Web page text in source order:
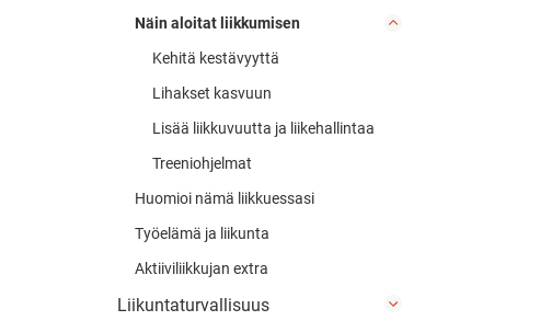
Näin aloitat liikkumisen
Kehitä kestävyyttä
Lihakset kasvuun
Lisää liikkuvuutta ja liikehallintaa
Treeniohjelmat
Huomioi nämä liikkuessasi
Työelämä ja liikunta
Aktiiviliikkujan extra
Liikuntaturvallisuus